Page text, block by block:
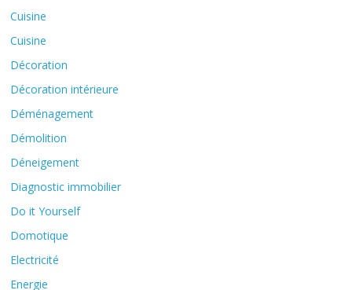
Cuisine
Cuisine
Décoration
Décoration intérieure
Déménagement
Démolition
Déneigement
Diagnostic immobilier
Do it Yourself
Domotique
Electricité
Energie